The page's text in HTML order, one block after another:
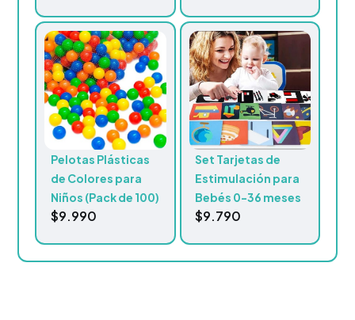
Pelotas Plásticas
de Colores para
Niños (Pack de 100)
$9.990
Set Tarjetas de
Estimulación para
Bebés 0-36 meses
$9.790